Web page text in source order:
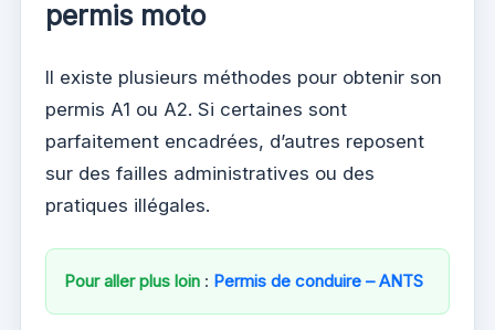
permis moto
Il existe plusieurs méthodes pour obtenir son
permis A1 ou A2. Si certaines sont
parfaitement encadrées, d’autres reposent
sur des failles administratives ou des
pratiques illégales.
Pour aller plus loin : Permis de conduire – ANTS